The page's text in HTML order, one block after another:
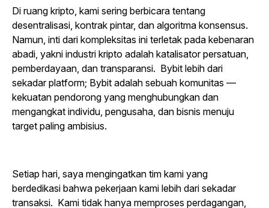
Di ruang kripto, kami sering berbicara tentang
desentralisasi, kontrak pintar, dan algoritma konsensus.
Namun, inti dari kompleksitas ini terletak pada kebenaran
abadi, yakni industri kripto adalah katalisator persatuan,
pemberdayaan, dan transparansi. Bybit lebih dari
sekadar platform; Bybit adalah sebuah komunitas —
kekuatan pendorong yang menghubungkan dan
mengangkat individu, pengusaha, dan bisnis menuju
target paling ambisius.
Setiap hari, saya mengingatkan tim kami yang
berdedikasi bahwa pekerjaan kami lebih dari sekadar
transaksi. Kami tidak hanya memproses perdagangan,